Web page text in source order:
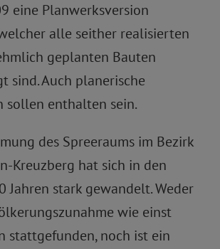
eine Planwerksversion
alle seither realisierten
geplanten Bauten
sind. Auch planerische
sollen enthalten sein.
des Spreeraums im Bezirk
Kreuzberg hat sich in den
Jahren stark gewandelt. Weder
wie einst
stattgefunden, noch ist ein